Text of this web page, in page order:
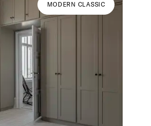
MODERN CLASSIC